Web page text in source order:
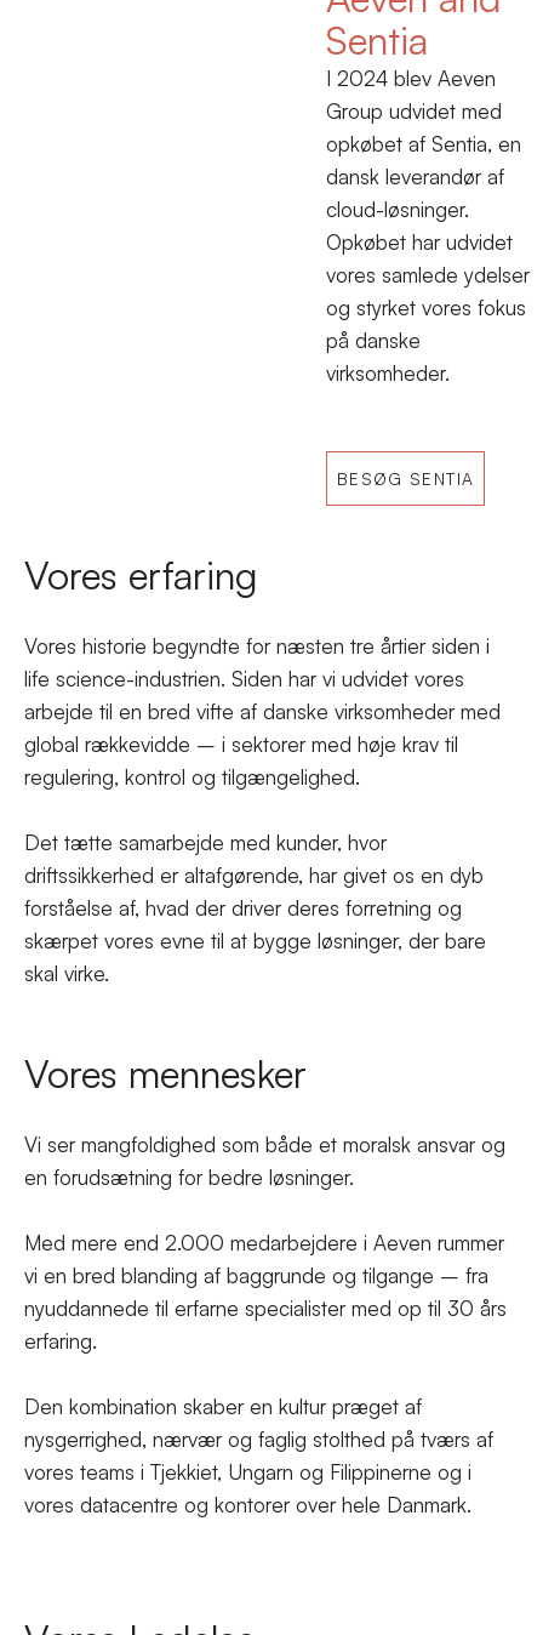
Sentia
I 2024 blev Aeven
Group udvidet med
opkøbet af Sentia, en
dansk leverandør af
cloud-løsninger.
Opkøbet har udvidet
vores samlede ydelser
og styrket vores fokus
på danske
virksomheder.
BESØG SENTIA
Vores erfaring
Vores historie begyndte for næsten tre årtier siden i
life science-industrien. Siden har vi udvidet vores
arbejde til en bred vifte af danske virksomheder med
global rækkevidde – i sektorer med høje krav til
regulering, kontrol og tilgængelighed.
Det tætte samarbejde med kunder, hvor
driftssikkerhed er altafgørende, har givet os en dyb
forståelse af, hvad der driver deres forretning og
skærpet vores evne til at bygge løsninger, der bare
skal virke.
Vores mennesker
Vi ser mangfoldighed som både et moralsk ansvar og
en forudsætning for bedre løsninger.
Med mere end 2.000 medarbejdere i Aeven rummer
vi en bred blanding af baggrunde og tilgange – fra
nyuddannede til erfarne specialister med op til 30 års
erfaring.
Den kombination skaber en kultur præget af
nysgerrighed, nærvær og faglig stolthed på tværs af
vores teams i Tjekkiet, Ungarn og Filippinerne og i
vores datacentre og kontorer over hele Danmark.